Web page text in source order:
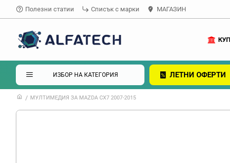
Полезни статии Списък с марки МАГАЗИН
ИЗБОР НА КАТЕГОРИЯ ЛЕТНИ ОФЕРТИ
МУЛТИМЕДИЯ ЗА MAZDA CX7 2007-2015